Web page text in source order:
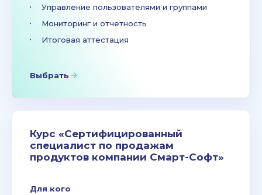
Управление пользователями и группами
Мониторинг и отчетность
Итоговая аттестация
Выбрать
Курс «Сертифицированный
специалист по продажам
продуктов компании Смарт-Софт»
Для кого